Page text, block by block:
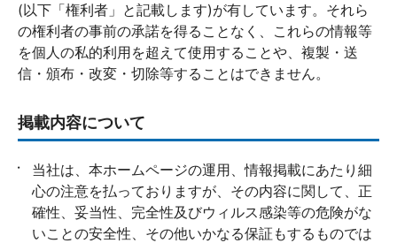
(以下「権利者」と記載します)が有しています。それら
の権利者の事前の承諾を得ることなく、これらの情報等
を個人の私的利用を超えて使用することや、複製・送
信・頒布・改変・切除等することはできません。
掲載内容について
当社は、本ホームページの運用、情報掲載にあたり細
心の注意を払っておりますが、その内容に関して、正
確性、妥当性、完全性及びウィルス感染等の危険がな
いことの安全性、その他いかなる保証もするものでは